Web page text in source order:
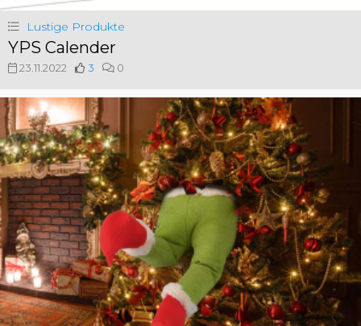
Lustige Produkte
YPS Calender
23.11.2022 3 0